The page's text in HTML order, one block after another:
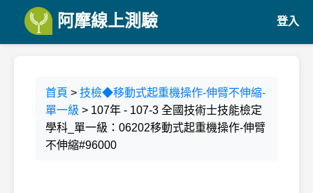
阿摩線上測驗 登入
首頁 > 技檢◆移動式起重機操作-伸臂不伸縮-
單一級 > 107年 - 107-3 全國技術士技能檢定
學科_單一級：06202移動式起重機操作-伸臂
不伸縮#96000